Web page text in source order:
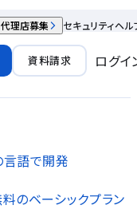
代理店募集 セキュリティヘル
資料請求 ログイ
語で開発
のベーシックプラン